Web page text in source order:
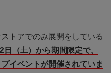
トアでのみ展開をしている
日（土）から期間限定で、
イベントが開催されていま